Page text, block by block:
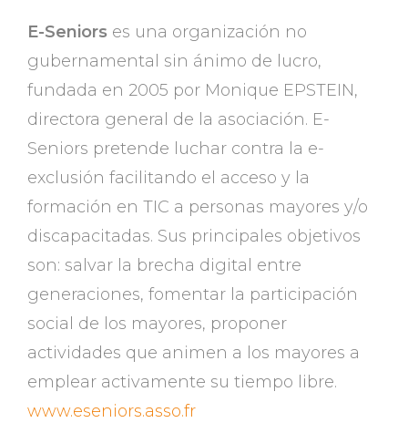
E-Seniors es una organización no
gubernamental sin ánimo de lucro,
fundada en 2005 por Monique EPSTEIN,
directora general de la asociación. E-
Seniors pretende luchar contra la e-
exclusión facilitando el acceso y la
formación en TIC a personas mayores y/o
discapacitadas. Sus principales objetivos
son: salvar la brecha digital entre
generaciones, fomentar la participación
social de los mayores, proponer
actividades que animen a los mayores a
emplear activamente su tiempo libre.
www.eseniors.asso.fr